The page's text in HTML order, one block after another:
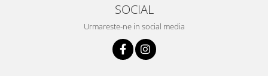
SOCIAL
Urmareste-ne in social media